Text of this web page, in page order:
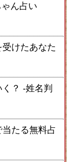
ん占い
けたあなた
？ -姓名判
たる無料占